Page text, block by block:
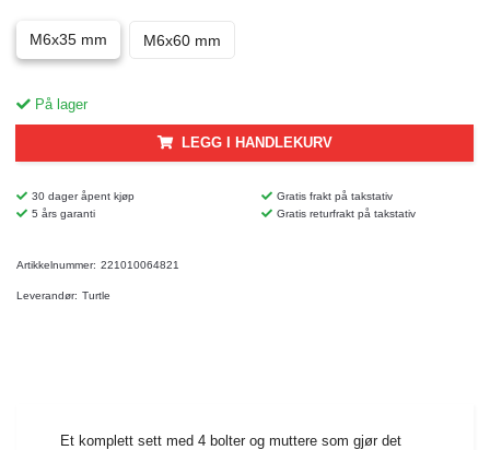
M6x35 mm M6x60 mm
På lager
LEGG I HANDLEKURV
30 dager åpent kjøp
Gratis frakt på takstativ
5 års garanti
Gratis returfrakt på takstativ
Artikkelnummer: 221010064821
Leverandør: Turtle
Et komplett sett med 4 bolter og muttere som gjør det